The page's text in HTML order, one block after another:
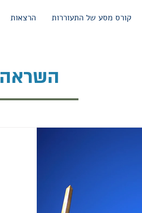
קורס מסע של התעוררות הרצאות
השראה
פרוטר
תרווה את צמאונך. את
צפיתי בתחקיר שעסק